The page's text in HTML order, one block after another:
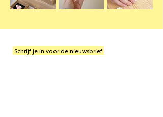
Schrijf je in voor de nieuwsbrief